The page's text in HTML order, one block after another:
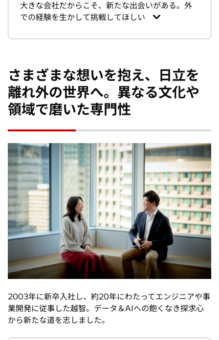
大きな会社だからこそ、新たな出会いがある。外
での経験を生かして挑戦してほしい
さまざまな想いを抱え、日立を
離れ外の世界へ。異なる文化や
領域で磨いた専門性
2003年に新卒入社し、約20年にわたってエンジニアや事
業開発に従事した越智。データ＆AIへの飽くなき探求心
から新たな道を志しました。